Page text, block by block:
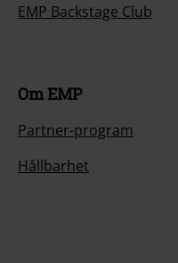
EMP Backstage Club
Om EMP
Partner-program
Hållbarhet